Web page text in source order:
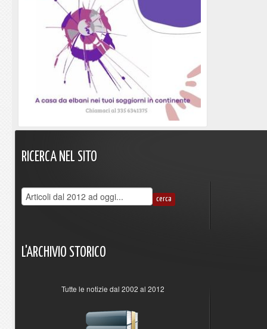
RICERCA NEL SITO
L'ARCHIVIO STORICO
Tutte le notizie dal 2002 al 2012